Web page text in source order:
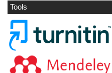
Tools